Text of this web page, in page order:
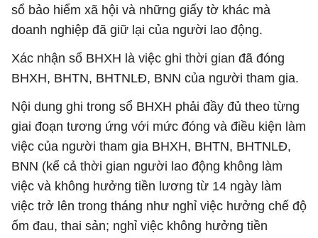
sổ bảo hiểm xã hội và những giấy tờ khác mà
doanh nghiệp đã giữ lại của người lao động.
Xác nhận sổ BHXH là việc ghi thời gian đã đóng
BHXH, BHTN, BHTNLĐ, BNN của người tham gia.
Nội dung ghi trong sổ BHXH phải đầy đủ theo từng
giai đoạn tương ứng với mức đóng và điều kiện làm
việc của người tham gia BHXH, BHTN, BHTNLĐ,
BNN (kể cả thời gian người lao động không làm
việc và không hưởng tiền lương từ 14 ngày làm
việc trở lên trong tháng như nghỉ việc hưởng chế độ
ốm đau, thai sản; nghỉ việc không hưởng tiền